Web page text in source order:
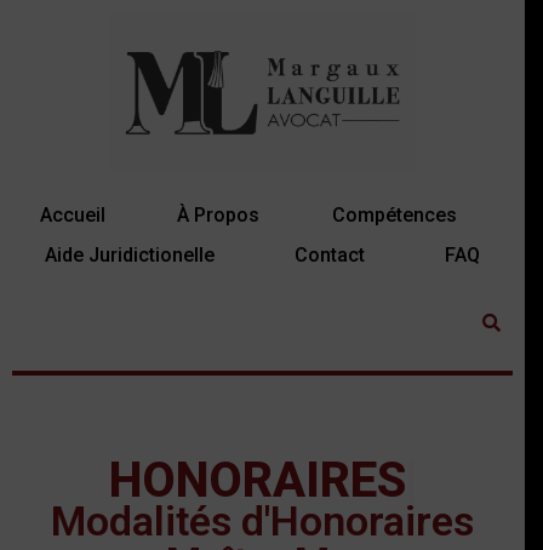
Accueil À Propos
Compétences
Aide Juridictionelle
Contact FAQ
HONORAIRES
Modalités d'Honoraires